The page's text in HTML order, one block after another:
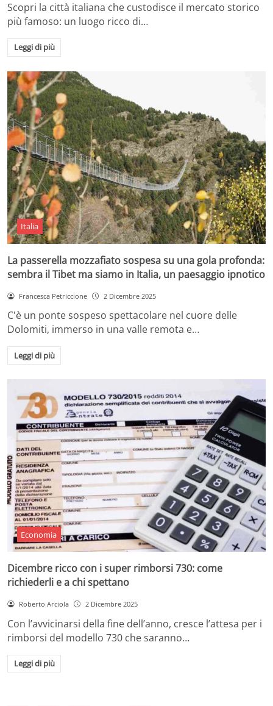
Scopri la città italiana che custodisce il mercato storico
più famoso: un luogo ricco di…
Leggi di più
Italia
La passerella mozzafiato sospesa su una gola profonda:
sembra il Tibet ma siamo in Italia, un paesaggio ipnotico
Francesca Petriccione 2 Dicembre 2025
C'è un ponte sospeso spettacolare nel cuore delle
Dolomiti, immerso in una valle remota e…
Leggi di più
Economia
Dicembre ricco con i super rimborsi 730: come
richiederli e a chi spettano
Roberto Arciola 2 Dicembre 2025
Con l’avvicinarsi della fine dell’anno, cresce l’attesa per i
rimborsi del modello 730 che saranno…
Leggi di più